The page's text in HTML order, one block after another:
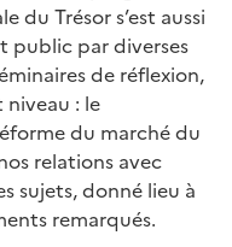
du Trésor s’est aussi
public par diverses
de réflexion,
: le
du marché du
relations avec
sujets, donné lieu à
remarqués.